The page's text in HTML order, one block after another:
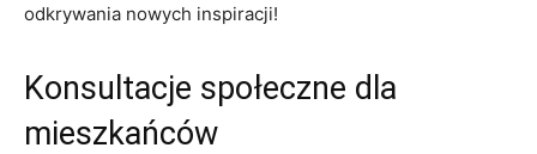
odkrywania nowych inspiracji!
Konsultacje społeczne dla
mieszkańców